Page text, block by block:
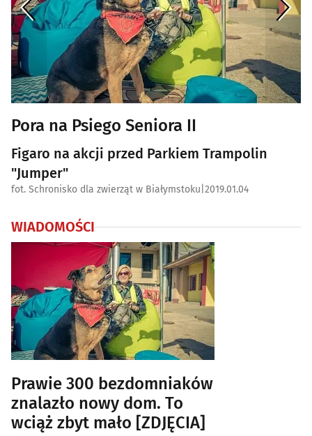
Pora na Psiego Seniora II
Figaro na akcji przed Parkiem Trampolin
"Jumper"
fot. Schronisko dla zwierząt w Białymstoku 2019.01.04
WIADOMOŚCI
Prawie 300 bezdomniaków
znalazło nowy dom. To
wciąż zbyt mało [ZDJĘCIA]